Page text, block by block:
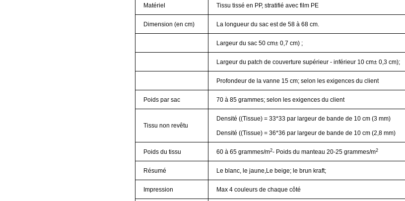
Matériel Tissu tissé en PP, stratifié avec film PE
Dimension (en cm) La longueur du sac est de 58 à 68 cm.
Largeur du sac 50 cm± 0,7 cm) ;
Largeur du patch de couverture supérieur - inférieur 10 cm± 0,3 cm);
Profondeur de la vanne 15 cm; selon les exigences du client
Poids par sac 70 à 85 grammes; selon les exigences du client
Tissu non revêtu
Densité ((Tissue) = 33*33 par largeur de bande de 10 cm (3 mm)
Densité ((Tissue) = 36*36 par largeur de bande de 10 cm (2,8 mm)
Poids du tissu 60 à 65 grammes/m2- Poids du manteau 20-25 grammes/m2
Résumé Le blanc, le jaune,Le beige; le brun kraft;
Impression Max 4 couleurs de chaque côté